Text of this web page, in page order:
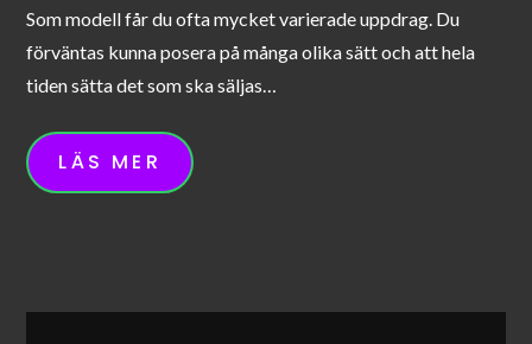
Som modell får du ofta mycket varierade uppdrag. Du
förväntas kunna posera på många olika sätt och att hela
tiden sätta det som ska säljas…
LÄS MER